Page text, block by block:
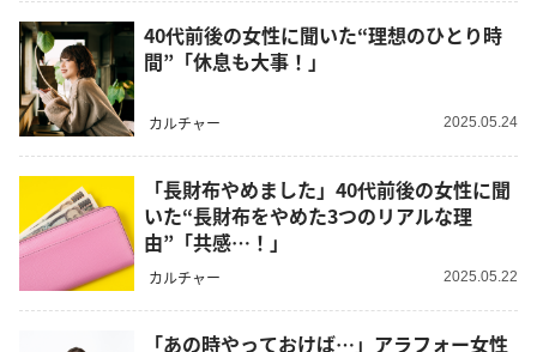
40代前後の女性に聞いた“理想のひとり時
間”「休息も大事！」
カルチャー 2025.05.24
「長財布やめました」40代前後の女性に聞
いた“長財布をやめた3つのリアルな理
由”「共感…！」
カルチャー 2025.05.22
「あの時やっておけば…」アラフォー女性